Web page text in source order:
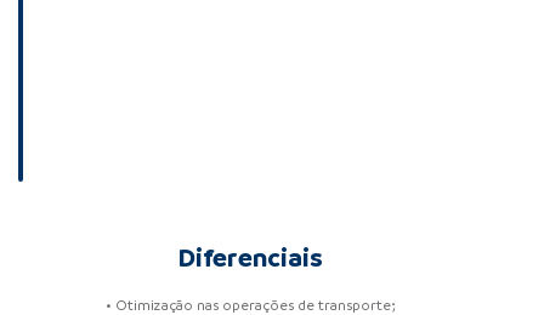
Diferenciais
• Otimização nas operações de transporte;